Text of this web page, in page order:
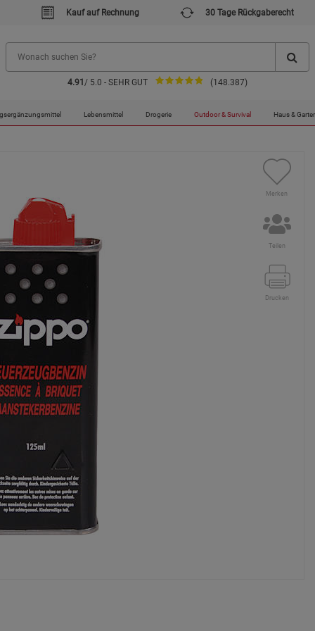
Kauf auf Rechnung 30 Tage Rückgaberecht
4.91 / 5.0 - SEHR GUT (148.387)
Lebensmittel Drogerie Outdoor & Survival Haus &
Feuerzeugbenzin Zippo - 125ml
Merken
Teilen
Drucken